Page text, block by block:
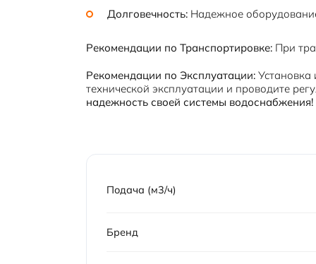
Долговечность: Надежное
Рекомендации по Транспортировке: При
Рекомендации по Эксплуатации:
технической эксплуатации и проводите
надежность своей системы водоснабжения!
Подача (м3/ч)
Бренд